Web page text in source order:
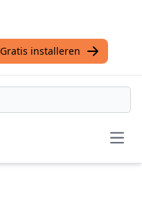
Gratis installeren